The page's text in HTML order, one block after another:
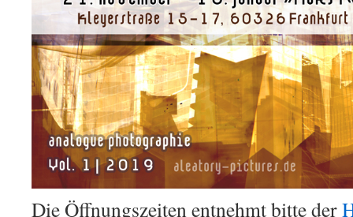
Die Öffnungszeiten entnehmt bitte der